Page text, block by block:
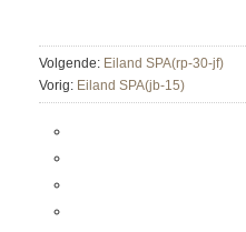
Volgende: Eiland SPA(rp-30-jf)
Vorig: Eiland SPA(jb-15)